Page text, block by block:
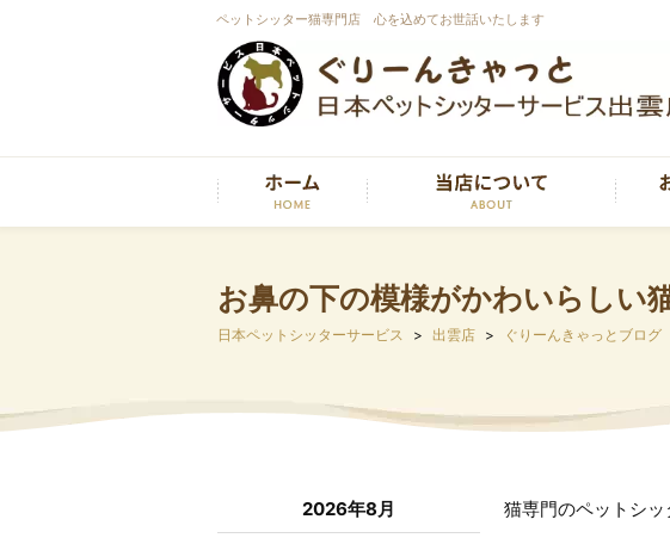
ペットシッター猫専門店 心を込めてお世話いたします
お鼻の下の模様がかわいらしい
日本ペットシッターサービス 出雲店 ぐりーんきゃっとブログ
猫専門のペットシッ
2026年8月